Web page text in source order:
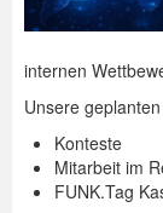
internen
Unsere
Konteste
Mitarbeit im
FUNK.Tag